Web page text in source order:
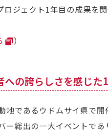
ジェクト1年目の成果を
）
の誇らしさを感じた
であるウドムサイ県で開
ー総出の一大イベントで